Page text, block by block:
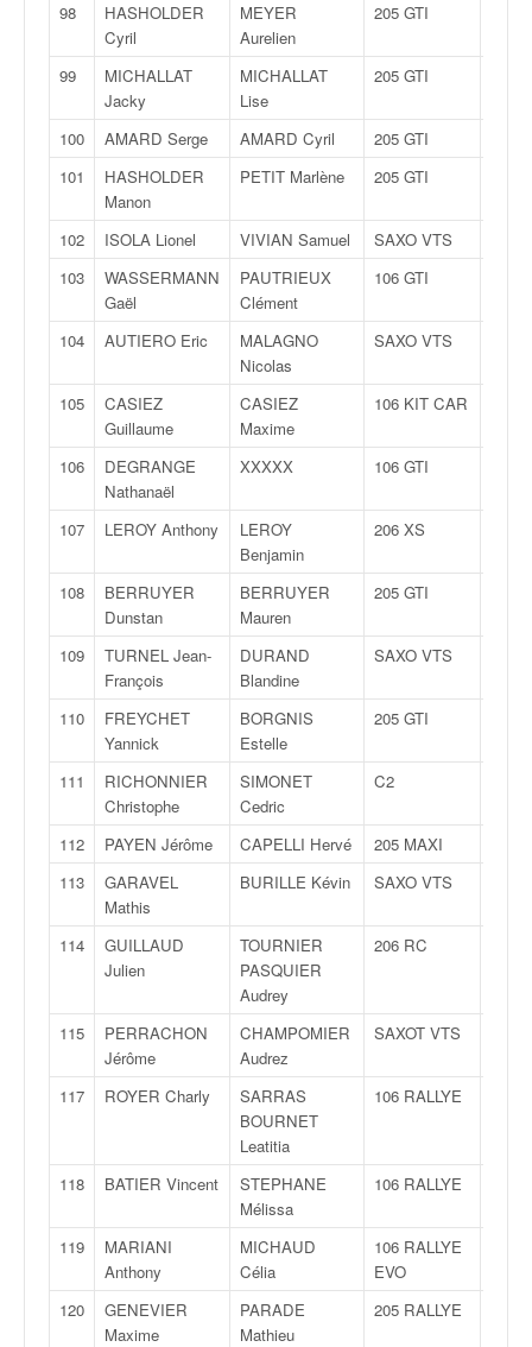
98
HASHOLDER
Cyril
MEYER
Aurelien
205 GTI
99
MICHALLAT
Jacky
MICHALLAT
Lise
205 GTI
100 AMARD Serge AMARD Cyril 205 GTI
101
HASHOLDER
Manon
PETIT Marlène 205 GTI
102 ISOLA Lionel VIVIAN Samuel SAXO VTS
103
WASSERMANN
Gaël
PAUTRIEUX
Clément
106 GTI
104 AUTIERO Eric
MALAGNO
Nicolas
SAXO VTS
105
CASIEZ
Guillaume
CASIEZ
Maxime
106 KIT CAR
106
DEGRANGE
Nathanaël
XXXXX 106 GTI
107 LEROY Anthony
LEROY
Benjamin
206 XS
108
BERRUYER
Dunstan
BERRUYER
Mauren
205 GTI
109
TURNEL Jean-
François
DURAND
Blandine
SAXO VTS
110
FREYCHET
Yannick
BORGNIS
Estelle
205 GTI
111
RICHONNIER
Christophe
SIMONET
Cedric
C2
112 PAYEN Jérôme CAPELLI Hervé 205 MAXI
113
GARAVEL
Mathis
BURILLE Kévin SAXO VTS
114
GUILLAUD
Julien
TOURNIER
PASQUIER
Audrey
206 RC
115
PERRACHON
Jérôme
CHAMPOMIER
Audrez
SAXOT VTS
117 ROYER Charly
SARRAS
BOURNET
Leatitia
106 RALLYE
118 BATIER Vincent
STEPHANE
Mélissa
106 RALLYE
119
MARIANI
Anthony
MICHAUD
Célia
106 RALLYE
EVO
120
GENEVIER
Maxime
PARADE
Mathieu
205 RALLYE